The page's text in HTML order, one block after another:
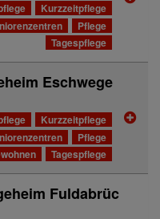
Kurzzeitpflege
Pflege
Tagespflege
Eschwege
Kurzzeitpflege
Pflege
Tagespflege
Fuldabrüc